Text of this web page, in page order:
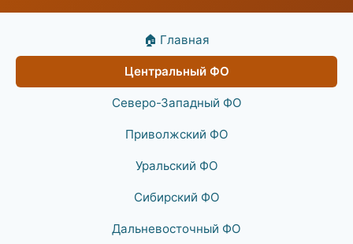
🏠 Главная
Центральный ФО
Северо-Западный ФО
Приволжский ФО
Уральский ФО
Сибирский ФО
Дальневосточный ФО